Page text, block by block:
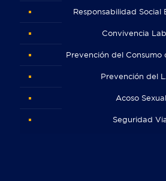
Responsabilidad Social
Convivencia
Prevención del Consumo
Prevención del
Acoso Sexual
Seguridad